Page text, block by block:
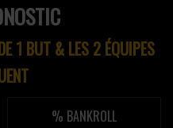
1 BUT & LES 2 ÉQUIPES
% BANKROLL